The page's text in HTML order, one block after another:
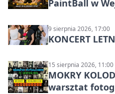
PaintBall w
9 sierpnia 2026, 17:00
KONCERT
15 sierpnia 2026, 11:00
MOKRY
warsztat